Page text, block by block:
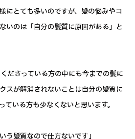
にとても多いのですが、髪の悩みやコ
いのは「自分の髪質に原因がある」と
ださっている方の中にも今までの髪に
スが解消されないことは自分の髪質に
ている方も少なくないと思います。
う髪質なので仕方ないです」